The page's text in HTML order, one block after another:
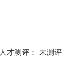
人才测评： 未测评